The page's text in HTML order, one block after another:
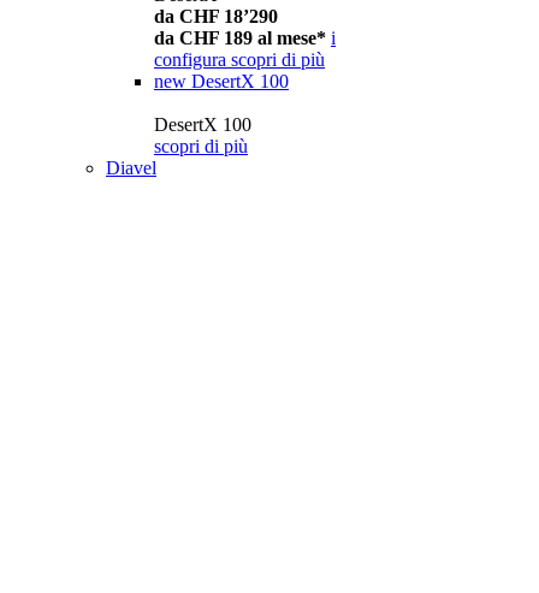
da CHF 18’290
da CHF 189 al mese* i
configura scopri di più
new DesertX 100
DesertX 100
scopri di più
Diavel